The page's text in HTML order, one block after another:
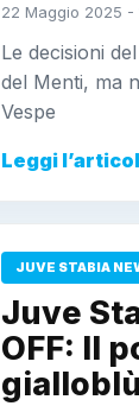
22 Maggio 2025 -
Le decisioni
del Menti, ma
Vespe
Leggi
JUVE STABIA
Juve
OFF: Il
gialloblù